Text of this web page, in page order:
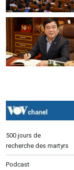
500 jours de
recherche des martyrs
Podcast